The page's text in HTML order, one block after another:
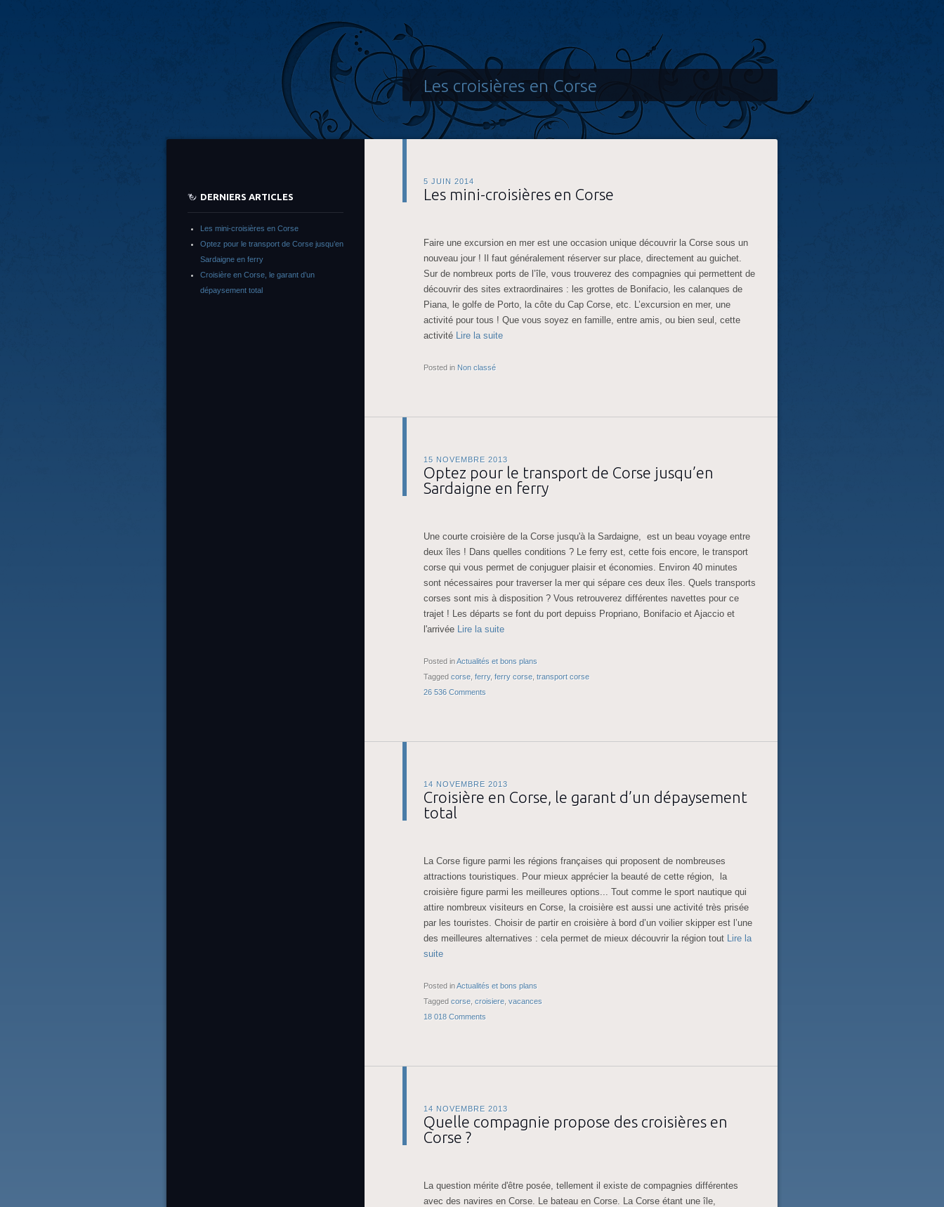
Les croisières en Corse
5 JUIN 2014
Les mini-croisières en Corse
Faire une excursion en mer est une occasion unique découvrir la Corse sous un
nouveau jour ! Il faut généralement réserver sur place, directement au guichet.
Sur de nombreux ports de l’île, vous trouverez des compagnies qui permettent de
découvrir des sites extraordinaires : les grottes de Bonifacio, les calanques de
Piana, le golfe de Porto, la côte du Cap Corse, etc. L’excursion en mer, une
activité pour tous ! Que vous soyez en famille, entre amis, ou bien seul, cette
activité Lire la suite
Posted in Non classé
15 NOVEMBRE 2013
Optez pour le transport de Corse jusqu’en
Sardaigne en ferry
Une courte croisière de la Corse jusqu'à la Sardaigne, est un beau voyage entre
deux îles ! Dans quelles conditions ? Le ferry est, cette fois encore, le transport
corse qui vous permet de conjuguer plaisir et économies. Environ 40 minutes
sont nécessaires pour traverser la mer qui sépare ces deux îles. Quels transports
corses sont mis à disposition ? Vous retrouverez différentes navettes pour ce
trajet ! Les départs se font du port depuiss Propriano, Bonifacio et Ajaccio et
l'arrivée Lire la suite
Posted inActualités et bons plans
Tagged corse ferry, ferry corse transport corse
26 536 Comments
14 NOVEMBRE 2013
Croisière en Corse, le garant d’un dépaysement
total
La Corse figure parmi les régions françaises qui proposent de nombreuses
attractions touristiques. Pour mieux apprécier la beauté de cette région, la
croisière figure parmi les meilleures options... Tout comme le sport nautique qui
attire nombreux visiteurs en Corse, la croisière est aussi une activité très prisée
par les touristes. Choisir de partir en croisière à bord d’un voilier skipper est l’une
des meilleures alternatives : cela permet de mieux découvrir la région tout Lire la
suite
Posted inActualités et bons plans
Tagged corse croisiere vacances
18 018 Comments
14 NOVEMBRE 2013
Quelle compagnie propose des croisières en
Corse ?
La question mérite d'être posée, tellement il existe de compagnies différentes
avec des navires en Corse. Le bateau en Corse. La Corse étant une île,
DERNIERS ARTICLES
Les mini-croisières en Corse
Optez pour le transport de Corse jusqu’en
Sardaigne en ferry
Croisière en Corse, le garant d’un
dépaysement total